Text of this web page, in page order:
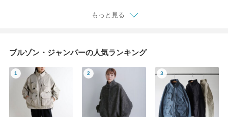
もっと見る
ブルゾン・ジャンパーの人気ランキング